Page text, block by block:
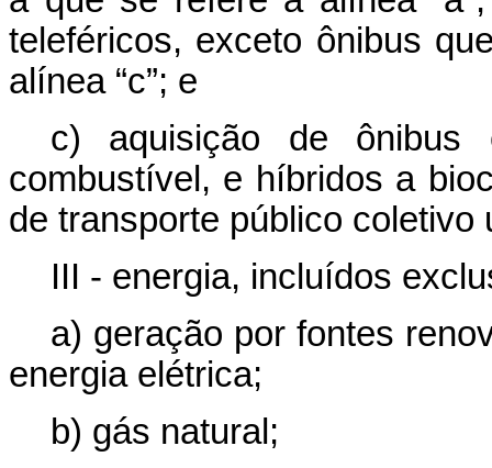
teleféricos, exceto ônibus
alínea “c”; e
c) aquisição de ônibus
combustível, e híbridos a
de transporte público
III - energia, incluídos
a) geração por fontes
energia elétrica;
b) gás natural;